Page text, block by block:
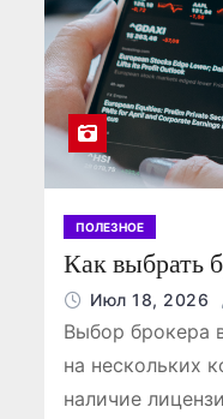
ПОЛЕЗНОЕ
Как выбрать
Июл 18, 2026
Выбор брокера
на нескольких
наличие